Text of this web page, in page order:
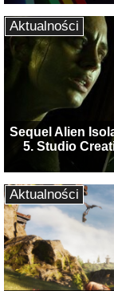
Sequel Alien
5. Studio
Aktualności
Aktualności